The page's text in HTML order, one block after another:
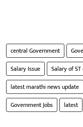
central Government
Salary Issue
Salary of
latest marathi news update
Government Jobs
latest